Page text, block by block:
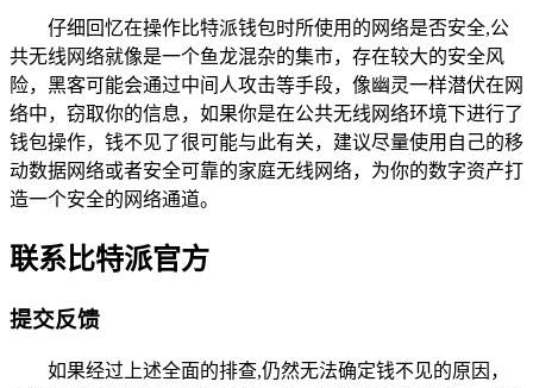
仔细回忆在操作比特派钱包时所使用的网络是否安全,公
共无线网络就像是一个鱼龙混杂的集市，存在较大的安全风
险，黑客可能会通过中间人攻击等手段，像幽灵一样潜伏在网
络中，窃取你的信息，如果你是在公共无线网络环境下进行了
钱包操作，钱不见了很可能与此有关，建议尽量使用自己的移
动数据网络或者安全可靠的家庭无线网络，为你的数字资产打
造一个安全的网络通道。
联系比特派官方
提交反馈
如果经过上述全面的排查,仍然无法确定钱不见的原因，